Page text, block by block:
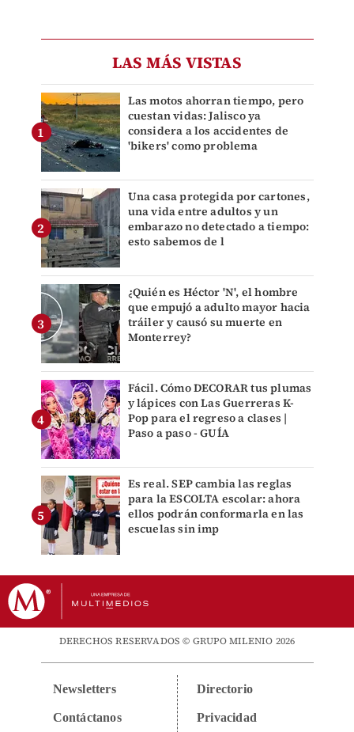
LAS MÁS VISTAS
Las motos ahorran tiempo, pero
cuestan vidas: Jalisco ya
considera a los accidentes de
'bikers' como problema
Una casa protegida por cartones,
una vida entre adultos y un
embarazo no detectado a tiempo:
esto sabemos de l
¿Quién es Héctor 'N', el hombre
que empujó a adulto mayor hacia
tráiler y causó su muerte en
Monterrey?
Fácil. Cómo DECORAR tus plumas
y lápices con Las Guerreras K-
Pop para el regreso a clases |
Paso a paso - GUÍA
Es real. SEP cambia las reglas
para la ESCOLTA escolar: ahora
ellos podrán conformarla en las
escuelas sin imp
DERECHOS RESERVADOS © GRUPO MILENIO 2026
Newsletters
Contáctanos
Directorio
Privacidad